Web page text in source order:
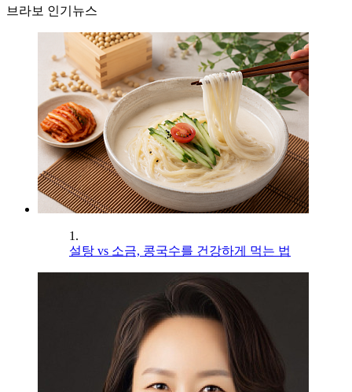
브라보 인기뉴스
1.
설탕 vs 소금, 콩국수를 건강하게 먹는 법